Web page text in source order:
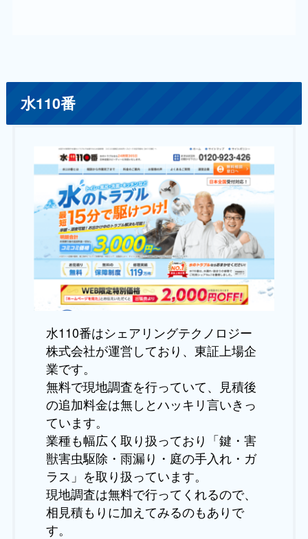
水110番
水110番はシェアリングテクノロジー
株式会社が運営しており、東証上場企
業です。
無料で現地調査を行っていて、見積後
の追加料金は無しとハッキリ言いきっ
ています。
業種も幅広く取り扱っており「鍵・害
獣害虫駆除・雨漏り・庭の手入れ・ガ
ラス」を取り扱っています。
現地調査は無料で行ってくれるので、
相見積もりに加えてみるのもありで
す。